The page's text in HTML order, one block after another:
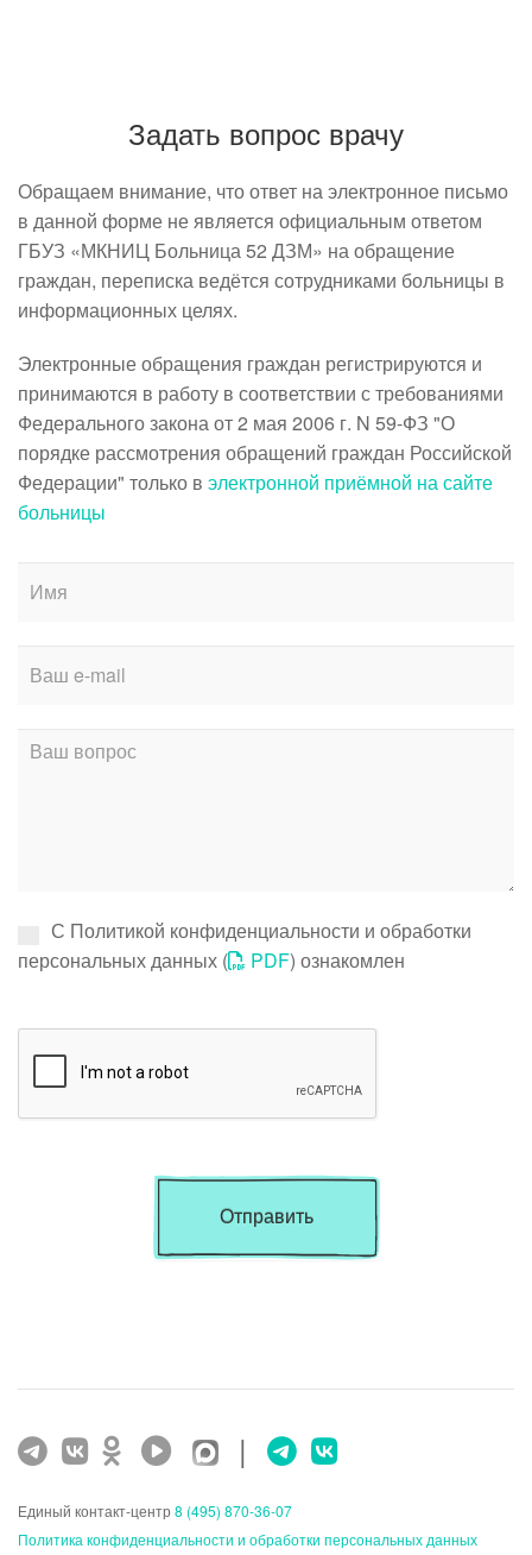
Задать вопрос врачу
Обращаем внимание, что ответ на электронное письмо
в данной форме не является официальным ответом
ГБУЗ «МКНИЦ Больница 52 ДЗМ» на обращение
граждан, переписка ведётся сотрудниками больницы в
информационных целях.
Электронные обращения граждан регистрируются и
принимаются в работу в соответствии с требованиями
Федерального закона от 2 мая 2006 г. N 59-ФЗ "О
порядке рассмотрения обращений граждан Российской
Федерации" только в электронной приёмной на сайте
больницы
С Политикой конфиденциальности и обработки
персональных данных (
PDF) ознакомлен
Отправить
|
Единый контакт-центр 8 (495) 870-36-07
Политика конфиденциальности и обработки персональных данных